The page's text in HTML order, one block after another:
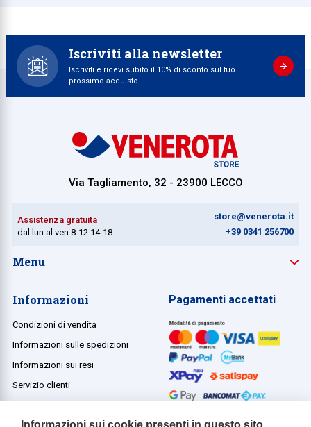
Iscriviti alla newsletter
Iscriviti e ricevi subito il 10% di sconto sul tuo
prossimo acquisto
Via Tagliamento, 32 - 23900 LECCO
Assistenza gratuita
dal lun al ven 8-12 14-18
store@venerota.it
+39 0341 256700
Menu
Informazioni
Condizioni di vendita
Informazioni sulle spedizioni
Informazioni sui resi
Servizio clienti
Pagamenti accettati
Informazioni sui cookie presenti in questo sito